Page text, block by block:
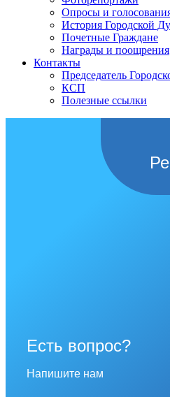
Опросы и
История Городской
Почетные Граждане
Награды и поощрения
Контакты
Председатель
КСП
Полезные ссылки
Есть вопрос?
Напишите нам